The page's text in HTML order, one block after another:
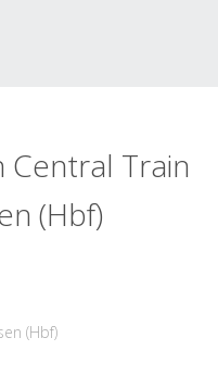
Central Train
(Hbf)
(Hbf)